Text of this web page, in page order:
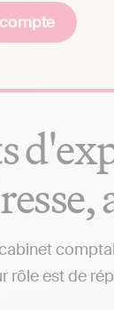
rôle est de